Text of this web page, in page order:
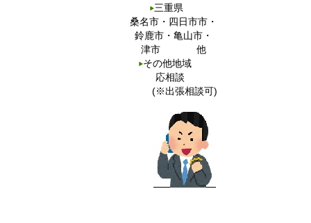
三重県
桑名市・四日市市・
鈴鹿市・亀山市・
津市 他
その他地域
応相談
(※出張相談可)